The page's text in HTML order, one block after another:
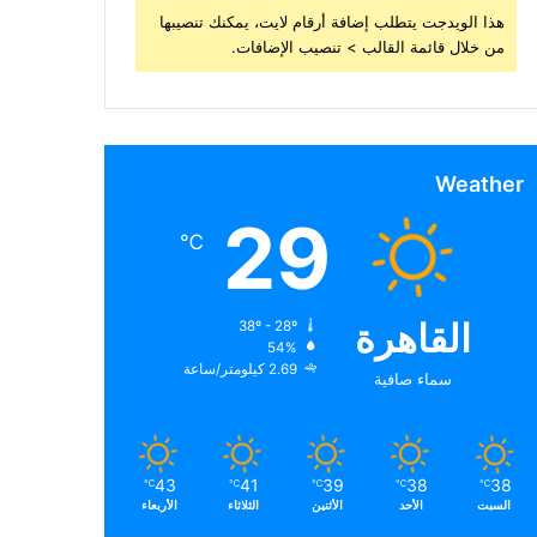
هذا الويدجت يتطلب إضافة أرقام لايت، يمكنك تنصيبها
من خلال قائمة القالب > تنصيب الإضافات.
Weather
القاهرة
سماء صافية
29
℃
54%
2.69 كيلومتر/ساعة
38
℃
السبت
38
℃
الأحد
39
℃
الأثنين
41
℃
الثلاثاء
43
℃
الأربعاء